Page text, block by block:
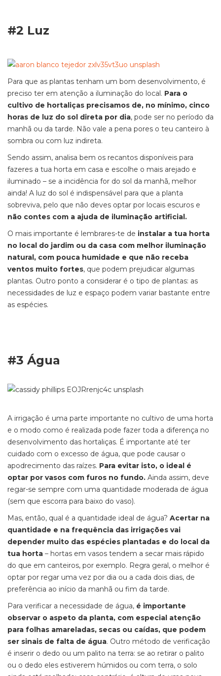
#2 Luz
Para que as plantas tenham um bom desenvolvimento, é
preciso ter em atenção a iluminação do local. Para o
cultivo de hortaliças precisamos de, no mínimo, cinco
horas de luz do sol direta por dia, pode ser no período da
manhã ou da tarde. Não vale a pena pores o teu canteiro à
sombra ou com luz indireta.
Sendo assim, analisa bem os recantos disponíveis para
fazeres a tua horta em casa e escolhe o mais arejado e
iluminado – se a incidência for do sol da manhã, melhor
ainda! A luz do sol é indispensável para que a planta
sobreviva, pelo que não deves optar por locais escuros e
não contes com a ajuda de iluminação artificial.
O mais importante é lembrares-te de instalar a tua horta
no local do jardim ou da casa com melhor iluminação
natural, com pouca humidade e que não receba
ventos muito fortes, que podem prejudicar algumas
plantas. Outro ponto a considerar é o tipo de plantas: as
necessidades de luz e espaço podem variar bastante entre
as espécies.
#3 Água
A irrigação é uma parte importante no cultivo de uma horta
e o modo como é realizada pode fazer toda a diferença no
desenvolvimento das hortaliças. É importante até ter
cuidado com o excesso de água, que pode causar o
apodrecimento das raízes. Para evitar isto, o ideal é
optar por vasos com furos no fundo. Ainda assim, deve
regar-se sempre com uma quantidade moderada de água
(sem que escorra para baixo do vaso).
Mas, então, qual é a quantidade ideal de água? Acertar na
quantidade e na frequência das irrigações vai
depender muito das espécies plantadas e do local da
tua horta – hortas em vasos tendem a secar mais rápido
do que em canteiros, por exemplo. Regra geral, o melhor é
optar por regar uma vez por dia ou a cada dois dias, de
preferência ao início da manhã ou fim da tarde.
Para verificar a necessidade de água, é importante
observar o aspeto da planta, com especial atenção
para folhas amareladas, secas ou caídas, que podem
ser sinais de falta de água. Outro método de verificação
é inserir o dedo ou um palito na terra: se ao retirar o palito
ou o dedo eles estiverem húmidos ou com terra, o solo